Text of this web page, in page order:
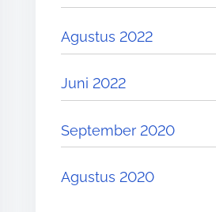
Agustus 2022
Juni 2022
September 2020
Agustus 2020